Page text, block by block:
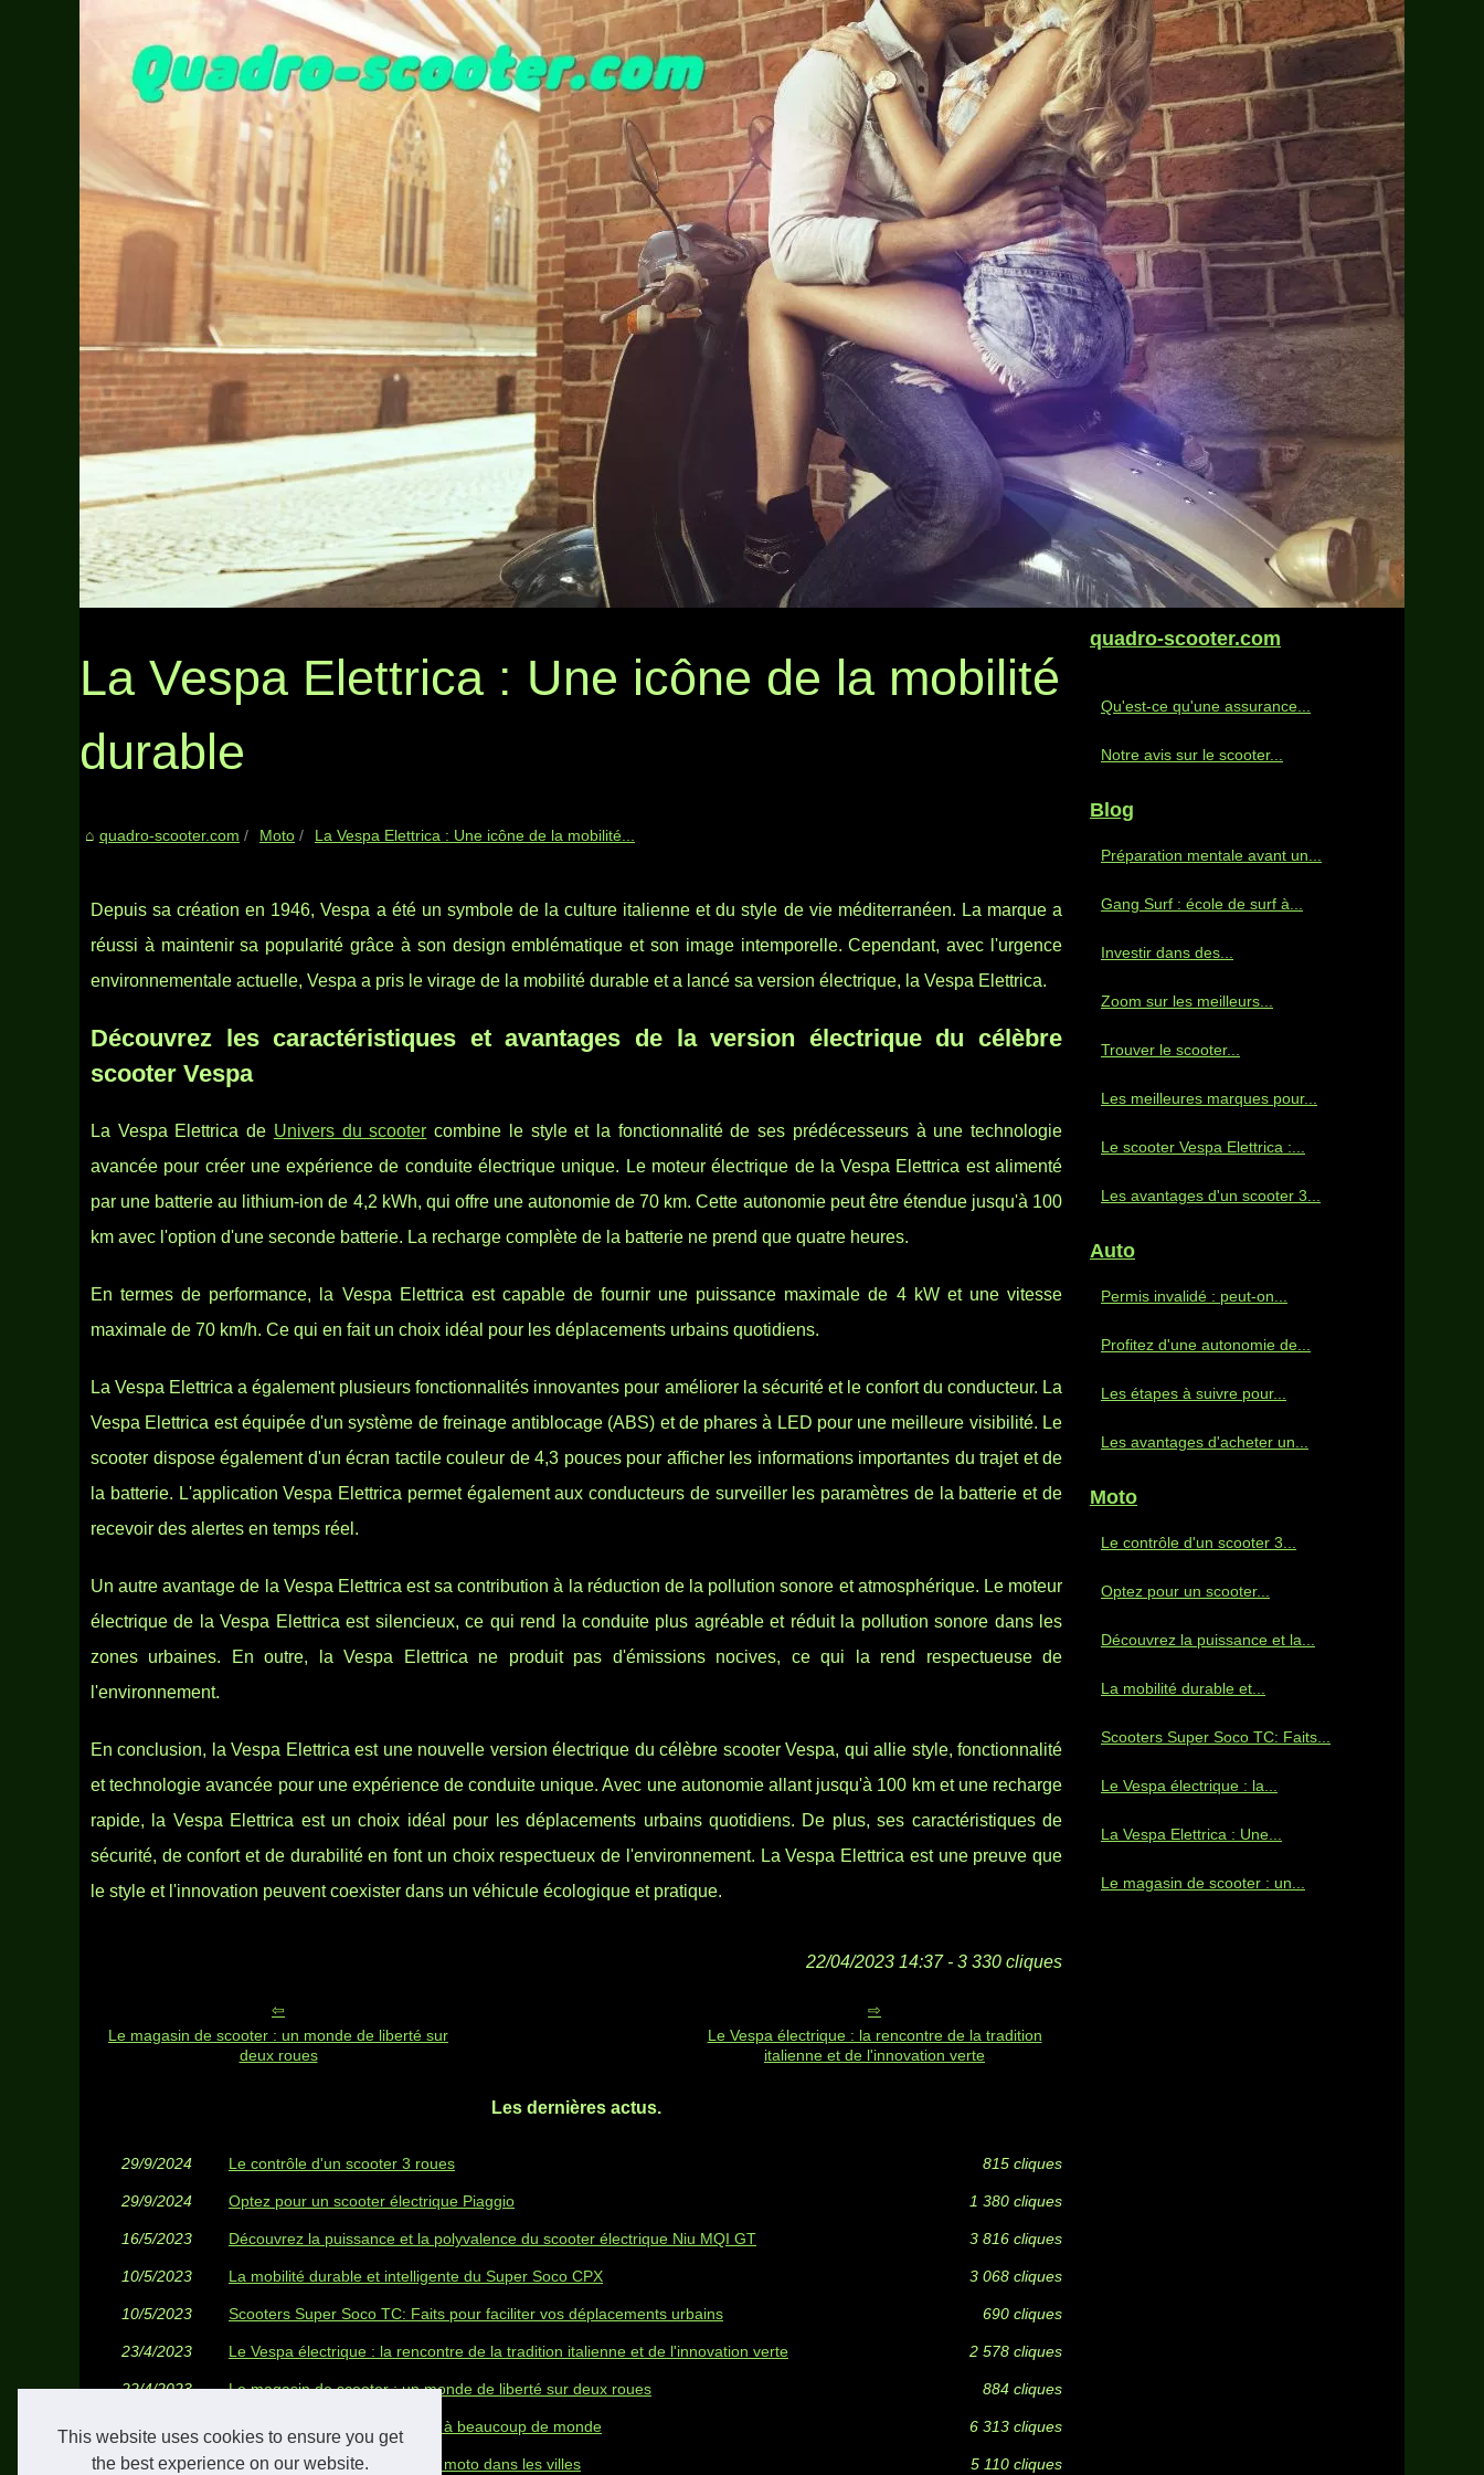
This website uses cookies to ensure you get
the best experience on our website.
La Vespa Elettrica : Une icône de la mobilité
durable
quadro-scooter.com Moto La Vespa Elettrica : Une icône de la mobilité...
Depuis sa création en 1946, Vespa a été un symbole de la culture italienne et du style de vie méditerranéen. La marque a
réussi à maintenir sa popularité grâce à son design emblématique et son image intemporelle. Cependant, avec l'urgence
environnementale actuelle, Vespa a pris le virage de la mobilité durable et a lancé sa version électrique, la Vespa Elettrica.
Découvrez les caractéristiques et avantages de la version électrique du célèbre
scooter Vespa
La Vespa Elettrica de Univers du scooter combine le style et la fonctionnalité de ses prédécesseurs à une technologie
avancée pour créer une expérience de conduite électrique unique. Le moteur électrique de la Vespa Elettrica est alimenté
par une batterie au lithium-ion de 4,2 kWh, qui offre une autonomie de 70 km. Cette autonomie peut être étendue jusqu'à 100
km avec l'option d'une seconde batterie. La recharge complète de la batterie ne prend que quatre heures.
En termes de performance, la Vespa Elettrica est capable de fournir une puissance maximale de 4 kW et une vitesse
maximale de 70 km/h. Ce qui en fait un choix idéal pour les déplacements urbains quotidiens.
La Vespa Elettrica a également plusieurs fonctionnalités innovantes pour améliorer la sécurité et le confort du conducteur. La
Vespa Elettrica est équipée d'un système de freinage antiblocage (ABS) et de phares à LED pour une meilleure visibilité. Le
scooter dispose également d'un écran tactile couleur de 4,3 pouces pour afficher les informations importantes du trajet et de
la batterie. L'application Vespa Elettrica permet également aux conducteurs de surveiller les paramètres de la batterie et de
recevoir des alertes en temps réel.
Un autre avantage de la Vespa Elettrica est sa contribution à la réduction de la pollution sonore et atmosphérique. Le moteur
électrique de la Vespa Elettrica est silencieux, ce qui rend la conduite plus agréable et réduit la pollution sonore dans les
zones urbaines. En outre, la Vespa Elettrica ne produit pas d'émissions nocives, ce qui la rend respectueuse de
l'environnement.
En conclusion, la Vespa Elettrica est une nouvelle version électrique du célèbre scooter Vespa, qui allie style, fonctionnalité
et technologie avancée pour une expérience de conduite unique. Avec une autonomie allant jusqu'à 100 km et une recharge
rapide, la Vespa Elettrica est un choix idéal pour les déplacements urbains quotidiens. De plus, ses caractéristiques de
sécurité, de confort et de durabilité en font un choix respectueux de l'environnement. La Vespa Elettrica est une preuve que
le style et l'innovation peuvent coexister dans un véhicule écologique et pratique.
22/04/2023 14:37 - 3 330 cliques
Le magasin de scooter : un monde de liberté sur
deux roues
Le Vespa électrique : la rencontre de la tradition
italienne et de l'innovation verte
Les dernières actus.
29/9/2024 Le contrôle d'un scooter 3 roues 815 cliques
29/9/2024 Optez pour un scooter électrique Piaggio 1 380 cliques
16/5/2023 Découvrez la puissance et la polyvalence du scooter électrique Niu MQI GT 3 816 cliques
10/5/2023 La mobilité durable et intelligente du Super Soco CPX 3 068 cliques
10/5/2023 Scooters Super Soco TC: Faits pour faciliter vos déplacements urbains 690 cliques
23/4/2023 Le Vespa électrique : la rencontre de la tradition italienne et de l'innovation verte 2 578 cliques
22/4/2023 Le magasin de scooter : un monde de liberté sur deux roues 884 cliques
19/5/2020 Le scooter électrique NIU plait à beaucoup de monde 6 313 cliques
06/6/2019 On voit de plus en plus de taxi moto dans les villes 5 110 cliques
quadro-scooter.com
Qu'est-ce qu'une assurance...
Notre avis sur le scooter...
Blog
Préparation mentale avant un...
Gang Surf : école de surf à...
Investir dans des...
Zoom sur les meilleurs...
Trouver le scooter...
Les meilleures marques pour...
Le scooter Vespa Elettrica :...
Les avantages d'un scooter 3...
Auto
Permis invalidé : peut-on...
Profitez d'une autonomie de...
Les étapes à suivre pour...
Les avantages d'acheter un...
Moto
Le contrôle d'un scooter 3...
Optez pour un scooter...
Découvrez la puissance et la...
La mobilité durable et...
Scooters Super Soco TC: Faits...
Le Vespa électrique : la...
La Vespa Elettrica : Une...
Le magasin de scooter : un...